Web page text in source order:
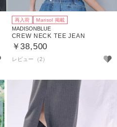
再入荷 Marisol 掲載
MADISONBLUE
CREW NECK TEE JEAN
￥38,500
レビュー（2）